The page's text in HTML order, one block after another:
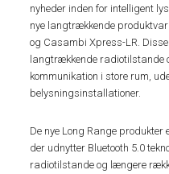
nyheder inden for intelligent
nye langtrækkende
og Casambi Xpress-LR.
langtrækkende radiotilstande
kommunikation i store rum,
belysningsinstallationer.
De nye Long Range
der udnytter Bluetooth 5.0
radiotilstande og længere